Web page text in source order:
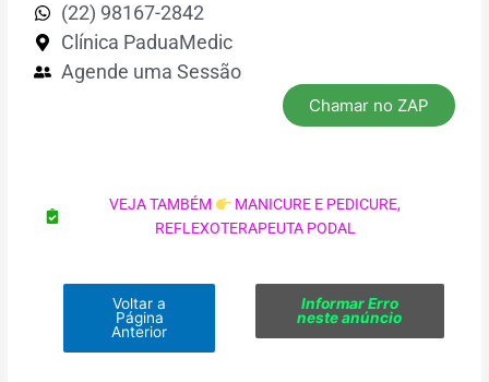
(22) 98167-2842
Clínica PaduaMedic
Agende uma Sessão
Chamar no ZAP
VEJA TAMBÉM MANICURE E PEDICURE,
REFLEXOTERAPEUTA PODAL
Voltar a
Página
Anterior
Informar Erro
neste anúncio